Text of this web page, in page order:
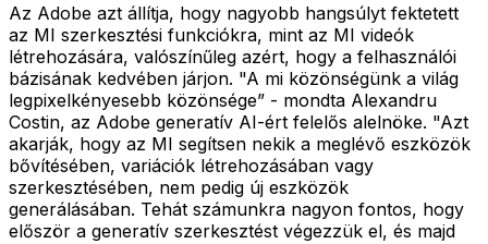
Az Adobe azt állítja, hogy nagyobb hangsúlyt fektetett
az MI szerkesztési funkciókra, mint az MI videók
létrehozására, valószínűleg azért, hogy a felhasználói
bázisának kedvében járjon. "A mi közönségünk a világ
legpixelkényesebb közönsége” - mondta Alexandru
Costin, az Adobe generatív AI-ért felelős alelnöke. "Azt
akarják, hogy az MI segítsen nekik a meglévő eszközök
bővítésében, variációk létrehozásában vagy
szerkesztésében, nem pedig új eszközök
generálásában. Tehát számunkra nagyon fontos, hogy
először a generatív szerkesztést végezzük el, és majd